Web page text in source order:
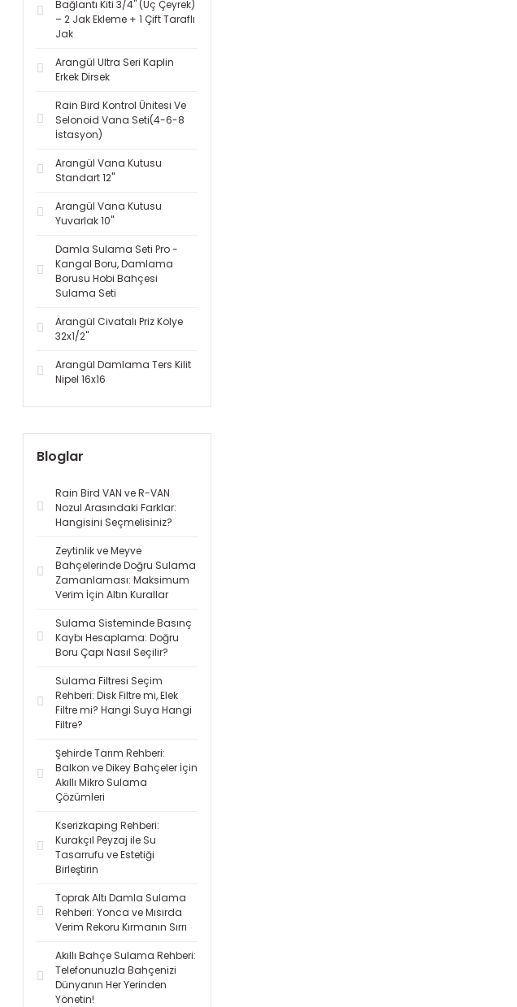
Bağlantı Kiti 3/4'' (Üç Çeyrek)
– 2 Jak Ekleme + 1 Çift Taraflı
Jak
Arangül Ultra Seri Kaplin
Erkek Dirsek
Rain Bird Kontrol Ünitesi Ve
Selonoid Vana Seti(4-6-8
İstasyon)
Arangül Vana Kutusu
Standart 12''
Arangül Vana Kutusu
Yuvarlak 10''
Damla Sulama Seti Pro -
Kangal Boru, Damlama
Borusu Hobi Bahçesi
Sulama Seti
Arangül Civatalı Priz Kolye
32x1/2''
Arangül Damlama Ters Kilit
Nipel 16x16
Bloglar
Rain Bird VAN ve R-VAN
Nozul Arasındaki Farklar:
Hangisini Seçmelisiniz?
Zeytinlik ve Meyve
Bahçelerinde Doğru Sulama
Zamanlaması: Maksimum
Verim İçin Altın Kurallar
Sulama Sisteminde Basınç
Kaybı Hesaplama: Doğru
Boru Çapı Nasıl Seçilir?
Sulama Filtresi Seçim
Rehberi: Disk Filtre mi, Elek
Filtre mi? Hangi Suya Hangi
Filtre?
Şehirde Tarım Rehberi:
Balkon ve Dikey Bahçeler İçin
Akıllı Mikro Sulama
Çözümleri
Kserizkaping Rehberi:
Kurakçıl Peyzaj ile Su
Tasarrufu ve Estetiği
Birleştirin
Toprak Altı Damla Sulama
Rehberi: Yonca ve Mısırda
Verim Rekoru Kırmanın Sırrı
Akıllı Bahçe Sulama Rehberi:
Telefonunuzla Bahçenizi
Dünyanın Her Yerinden
Yönetin!